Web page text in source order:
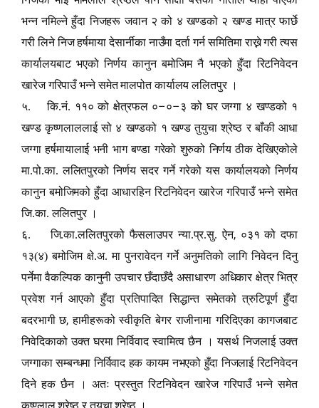
भन्न नमिल्ने हुँदा निजहरू जवान २ को ४ खण्डको २ खण्ड मात्र फार्छे
गरी लिने निज हर्षमाया देसार्नीका नाउँमा दर्ता गर्न समितिमा राख्ने गरी त्यस
कार्यालयबाट भएको निर्णय कानुन बमोजिम नै भएको हुँदा रिटनिवेदन
खारेज गरिपाउँ भन्ने समेत मालपोत कार्यालय ललितपुर ।
५. कि.नं. ११० को क्षेत्रफल ०–०–३ को घर जग्गा ४ खण्डको १
खण्ड कृष्णलाललाई सो ४ खण्डको १ खण्ड तुयुचा श्रेष्ठ र बाँकी आधा
जग्गा हर्षमायालाई भनी भाग बण्डा गरेको शुरुको निर्णय ठीक देखिएकोले
मा.पो.का. ललितपुरको निर्णय सदर गर्ने गरेको यस कार्यालयको निर्णय
कानुन बमोजिमको हुँदा आधारहिन रिटनिवेदन खारेज गरिपाउँ भन्ने समेत
जि.का. ललितपुर ।
६. जि.का.ललितपुरको फैसलाउपर न्या.प्र.सु. ऐन, ०३१ को दफा
१३(४) बमोजिम क्षे.अ. मा पुनरावेदन गर्ने अनुमतिको लागि निवेदन दिनु
पर्नेमा वैकल्पिक कानुनी उपचार छँदाछँदै असाधारण अधिकार क्षेत्र भित्र
प्रवेश गर्न आएको हुँदा प्रतिपादित सिद्धान्त समेतको त्रुटिपूर्ण हुँदा
बदरभागी छ,हामीहरूको स्वीकृति बेगर राजीनामा गरिदिएका कागजबाट
निवेदिकाको उक्त घरमा निर्विवाद स्वामित्व छैन । यसर्थ निजलाई उक्त
जग्गाका सम्बन्धमा निर्विवाद हक कायम नभएको हुँदा निजलाई रिटनिवेदन
दिने हक छैन । अतः प्रस्तुत रिटनिवेदन खारेज गरिपाउँ भन्ने समेत
कृष्ण्लाल श्रेष्ठ र तुयुचा श्रेष्ठ ।